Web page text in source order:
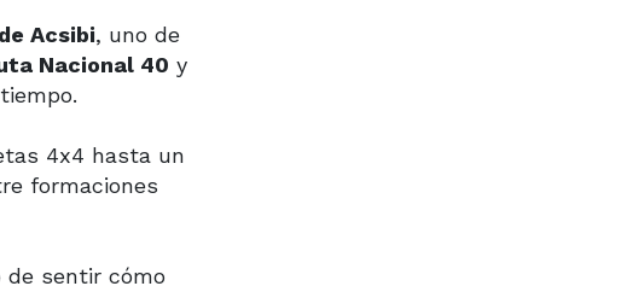
Acsibi, uno de
Nacional 40 y
4x4 hasta un
formaciones
de sentir cómo